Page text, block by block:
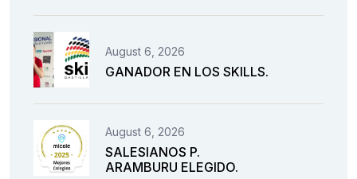
August 6, 2026
GANADOR EN LOS SKILLS.
August 6, 2026
SALESIANOS P.
ARAMBURU ELEGIDO.